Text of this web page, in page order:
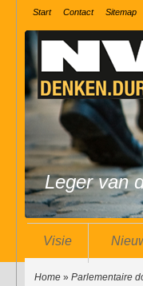
Start Contact Sitemap
Leger van
Visie
Home » Parlementaire